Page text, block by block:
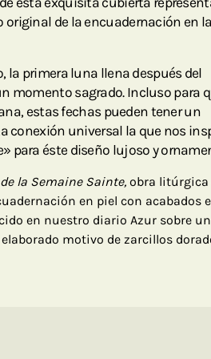
de la encuadernación en
la primera luna llena después del
momento sagrado. Incluso para
estas fechas pueden tener un
conexión universal la que nos
para éste diseño lujoso y
de la Semaine Sainte, obra litúrgica
en piel con acabados
en nuestro diario Azur sobre
motivo de zarcillos